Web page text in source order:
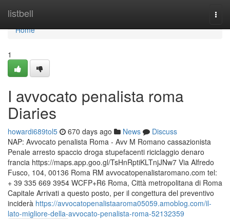
listbell
Home
Home
1
I avvocato penalista roma
Diaries
howardi689tol5 670 days ago News
Discuss
NAP: Avvocato penalista Roma - Avv M Romano cassazionista
Penale arresto spaccio droga stupefacenti riciclaggio denaro
francia https://maps.app.goo.gl/TsHnRptiKLTnjJNw7 Via Alfredo
Fusco, 104, 00136 Roma RM avvocatopenalistaromano.com tel:
+ 39 335 669 3954 WCFP+R6 Roma, Città metropolitana di Roma
Capitale Arrivati a questo posto, per il congettura del preventivo
inciderà https://avvocatopenalistaaroma05059.amoblog.com/il-
lato-migliore-della-avvocato-penalista-roma-52132359